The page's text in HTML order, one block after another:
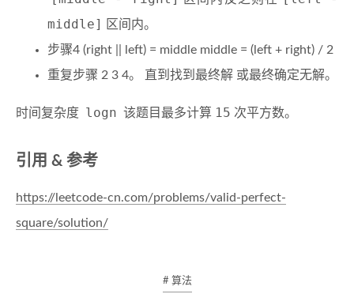
middle]
区间内。
步骤4 (right || left) = middle middle = (left + right) / 2
重复步骤 2 3 4。 直到找到最终解 或最终确定无解。
时间复杂度 logn 该题目最多计算 15 次平方数。
引用 & 参考
https://leetcode-cn.com/problems/valid-perfect-
square/solution/
# 算法